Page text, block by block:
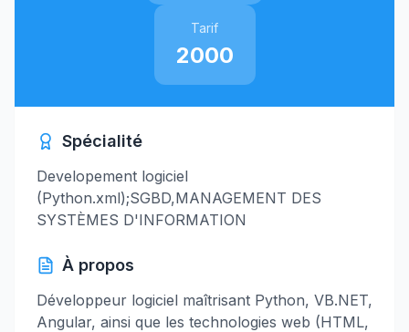
Tarif
2000
Spécialité
Developement logiciel
(Python.xml);SGBD,MANAGEMENT DES
SYSTÈMES D'INFORMATION
À propos
Développeur logiciel maîtrisant Python, VB.NET,
Angular, ainsi que les technologies web (HTML,